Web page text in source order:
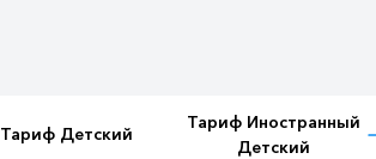
Тариф Детский
Тариф Иностранный
Детский